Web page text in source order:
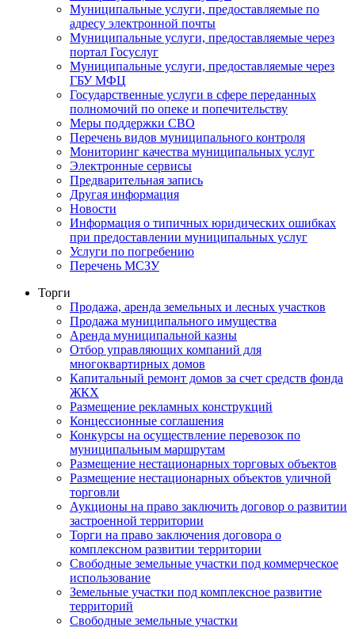
Муниципальные услуги, предоставляемые по
адресу электронной почты
Муниципальные услуги, предоставляемые через
портал Госуслуг
Муниципальные услуги, предоставляемые через
ГБУ МФЦ
Государственные услуги в сфере переданных
полномочий по опеке и попечительству
Меры поддержки СВО
Перечень видов муниципального контроля
Мониторинг качества муниципальных услуг
Электронные сервисы
Предварительная запись
Другая информация
Новости
Информация о типичных юридических ошибках
при предоставлении муниципальных услуг
Услуги по погребению
Перечень МСЗУ
Торги
Продажа, аренда земельных и лесных участков
Продажа муниципального имущества
Аренда муниципальной казны
Отбор управляющих компаний для
многоквартирных домов
Капитальный ремонт домов за счет средств фонда
ЖКХ
Размещение рекламных конструкций
Концессионные соглашения
Конкурсы на осуществление перевозок по
муниципальным маршрутам
Размещение нестационарных торговых объектов
Размещение нестационарных объектов уличной
торговли
Аукционы на право заключить договор о развитии
застроенной территории
Торги на право заключения договора о
комплексном развитии территории
Свободные земельные участки под коммерческое
использование
Земельные участки под комплексное развитие
территорий
Свободные земельные участки